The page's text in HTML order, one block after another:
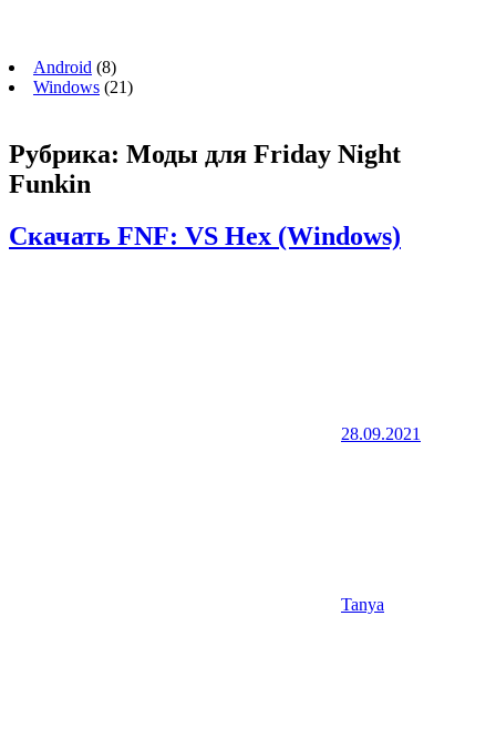
Android (8)
Windows (21)
Рубрика: Моды для Friday Night
Funkin
Скачать FNF: VS Hex (Windows)
28.09.2021
Tanya